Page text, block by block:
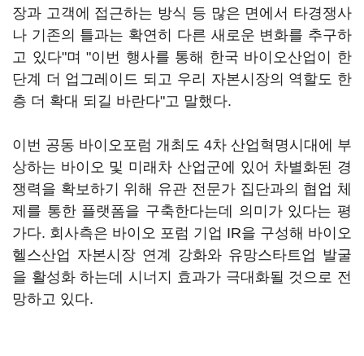
장과 고객에 접근하는 방식 등 많은 면에서 타경쟁사
나 기존의 틀과는 확연히 다른 새로운 변화를 추구하
고 있다"며 "이번 행사를 통해 한국 바이오산업이 한
단계 더 업그레이드 되고 우리 자본시장의 역할도 한
층 더 확대 되길 바란다"고 말했다.
이번 공동 바이오포럼 개최도 4차 산업혁명시대에 부
상하는 바이오 및 미래차 산업군에 있어 차별화된 경
쟁력을 확보하기 위해 유관 전문가 집단과의 협업 체
제를 통한 플랫폼을 구축한다는데 의미가 있다는 평
가다. 회사측은 바이오 포럼 기업 IR을 구성해 바이오
헬스산업 자본시장 연계 강화와 유망스타트업 발굴
을 활성화 하는데 시너지 효과가 극대화될 것으로 전
망하고 있다.